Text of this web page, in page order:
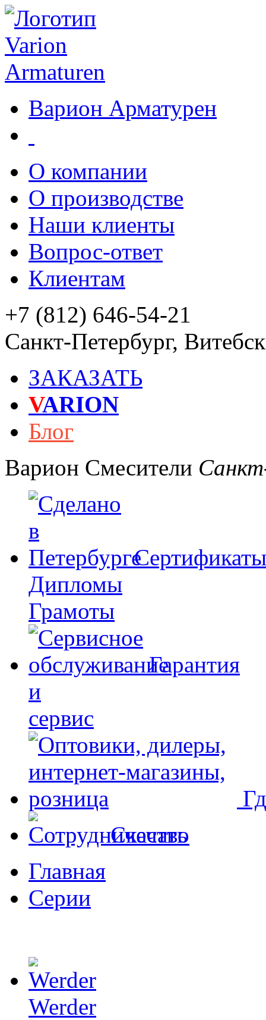
Варион Арматурен
О компании
О производстве
Наши клиенты
Вопрос-ответ
Клиентам
+7 (812) 646-54-21
Санкт-Петербург,
ЗАКАЗАТЬ
VARION
Блог
Варион Смесители
Сертификаты
Дипломы
Грамоты
Гарантия
и
сервис
Скачать
Главная
Серии
Werder